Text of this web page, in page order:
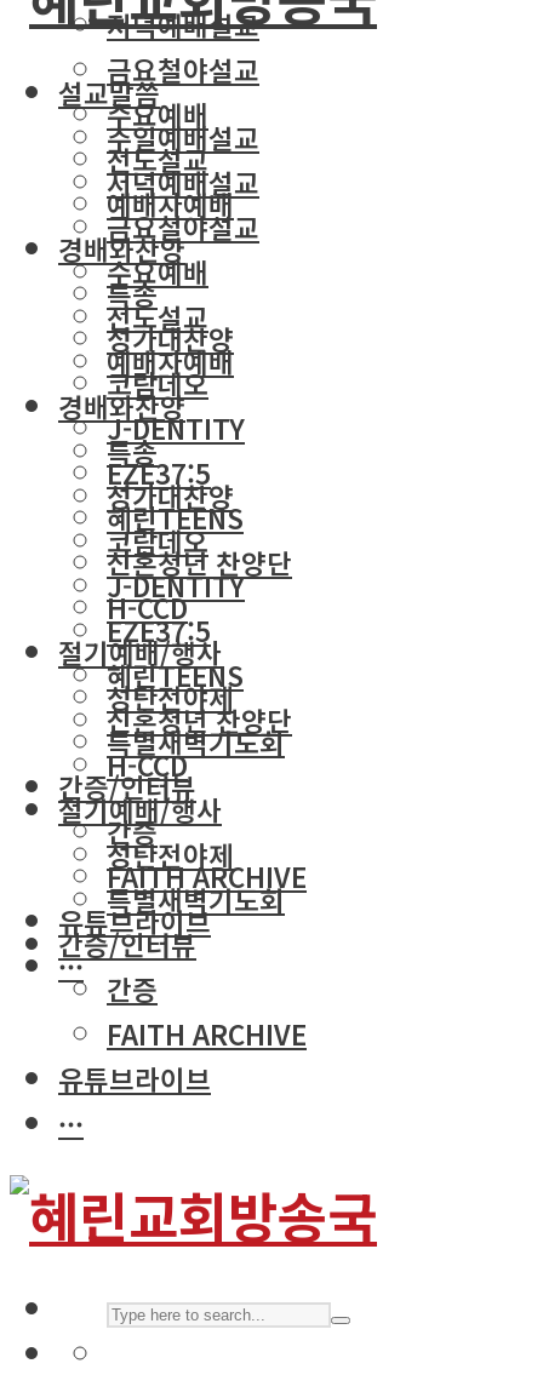
저녁예배설교
금요철야설교
수요예배
전도설교
예배자예배
경배와찬양
특송
성가대찬양
코람데오
J-DENTITY
EZE37:5
혜린TEENS
신혼청년 찬양단
H-CCD
절기예배/행사
성탄전야제
특별새벽기도회
간증/인터뷰
간증
FAITH ARCHIVE
유튜브라이브
···
설교말씀
주일예배설교
저녁예배설교
금요철야설교
수요예배
전도설교
예배자예배
경배와찬양
특송
성가대찬양
코람데오
J-DENTITY
EZE37:5
혜린TEENS
신혼청년 찬양단
H-CCD
절기예배/행사
성탄전야제
특별새벽기도회
간증/인터뷰
간증
FAITH ARCHIVE
유튜브라이브
···